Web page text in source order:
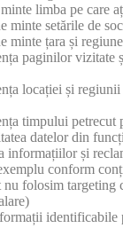
limba pe care
minte setările de
minte țara și
paginilor vizitate
locației și regiunii
timpului petrecut
datelor din
informațiilor și
conform
nu folosim targeting
identificabile